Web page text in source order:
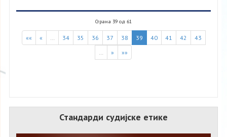
Страна 39 од 61
«« « 34 35 36 37 38 39 40 41 42
43
» »»
Стандарди судијске етике